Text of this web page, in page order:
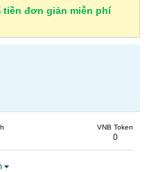
tiền đơn giản miễn phí
VNB Token
0